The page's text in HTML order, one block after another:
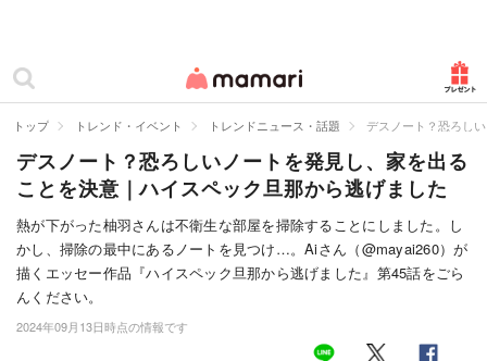
ママリ
カテゴリー一覧
妊娠
出産
赤ちゃん・育児
子育て・家族
トップ トレンド・イベント トレンドニュース・話題 デスノート？恐ろし
デスノート？恐ろしいノートを発見し、家を出る
ことを決意｜ハイスペック旦那から逃げました
熱が下がった柚羽さんは不衛生な部屋を掃除することにしました。し
かし、掃除の最中にあるノートを見つけ…。Aiさん（@mayai260）が
描くエッセー作品『ハイスペック旦那から逃げました』第45話をごら
んください。
2024年09月13日時点の情報です